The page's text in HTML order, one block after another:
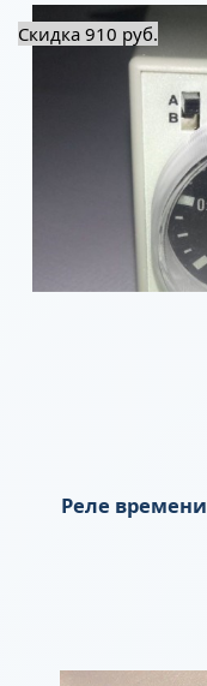
Скидка 910 руб.
Реле